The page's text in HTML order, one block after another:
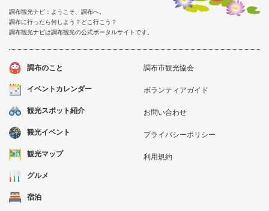
調布観光ナビ：ようこそ、調布へ。
調布に行ったら何しよう？どこ行こう？
調布観光ナビは調布観光の公式ポータルサイトです。
調布のこと
イベントカレンダー
観光スポット紹介
観光イベント
観光マップ
グルメ
宿泊
調布市観光協会
ボランティアガイド
お問い合わせ
プライバシーポリシー
利用規約